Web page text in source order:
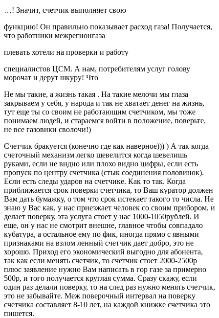
…! Значит, счетчик выполняет свою
функцию! Он правильно показывает расход газа! Получается,
что работники межрегионгаза
плевать хотели на проверки и работу
специалистов ЦСМ. А нам, потребителям услуг голову
морочат и дерут шкуру! Что
Не мы такие, а жизнь такая . На такие мелочи мы глаза
закрываем у себя, у народа и так не хватает денег на жизнь,
тут еще ты со своим не работающим счетчиком, мы тоже
понимаем людей, и стараемся войти в положение, поверьте,
не все газовики сволочи!)
Счетчик бракуется (конечно где как наверное))) ) А так когда
счеточный механизм легко шевелится когда шевелишь
руками, если не видно или плохо видно цифры, если есть
пропуск по центру счетчика (стык соединения половинок).
Если есть следы ударов на счетчике. Как то так. Когда
приближается срок поверки счетчика, то Ваш куратор должен
Вам дать бумажку, о том что срок истекает такого то числа. Не
знаю у Вас как, у нас приезжает человек со своим прибором, и
делает поверку, эта услуга стоет у нас 1000-1050рублей. И
еще, он у нас не смотрит внешне, главное чтобы совпадало
кубатура, а остальное ему по фик, иногда прямо с явными
признаками на взлом ленный счетчик дает добро, это не
хорошо. Приход его экономический выгодно для абонента,
так как если менять счетчик, то счетчик стоет 2000-2500р
плюс заявление нужно Вам написать в гор газе за примерно
500р, и того получается круглая сумма. Сразу скажу, если
один раз делали поверку, то на след раз нужно менять счетчик,
это не забывайте. Меж поверочный интервал на поверку
счетчика составляет 8-10 лет, на каждой книжке счетчика это
пишется.